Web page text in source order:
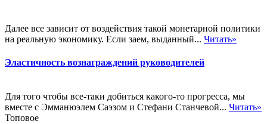
Далее все зависит от воздействия такой монетарной политики
на реальную экономику. Если заем, выданный... Читать»
Эластичность вознаграждений руководителей
Для того чтобы все-таки добиться какого-то прогресса, мы
вместе с Эмманюэлем Саэзом и Стефани Станчевой... Читать»
Топовое